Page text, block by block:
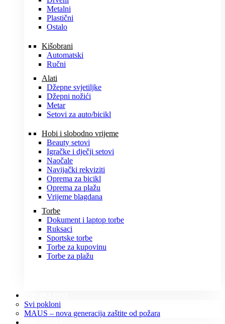
Metalni
Plastični
Ostalo
Kišobrani
Automatski
Ručni
Alati
Džepne svjetiljke
Džepni nožići
Metar
Setovi za auto/bicikl
Hobi i slobodno vrijeme
Beauty setovi
Igračke i dječji setovi
Naočale
Navijački rekviziti
Oprema za bicikl
Oprema za plažu
Vrijeme blagdana
Torbe
Dokument i laptop torbe
Ruksaci
Sportske torbe
Torbe za kupovinu
Torbe za plažu
Svi pokloni
MAUS – nova generacija zaštite od požara